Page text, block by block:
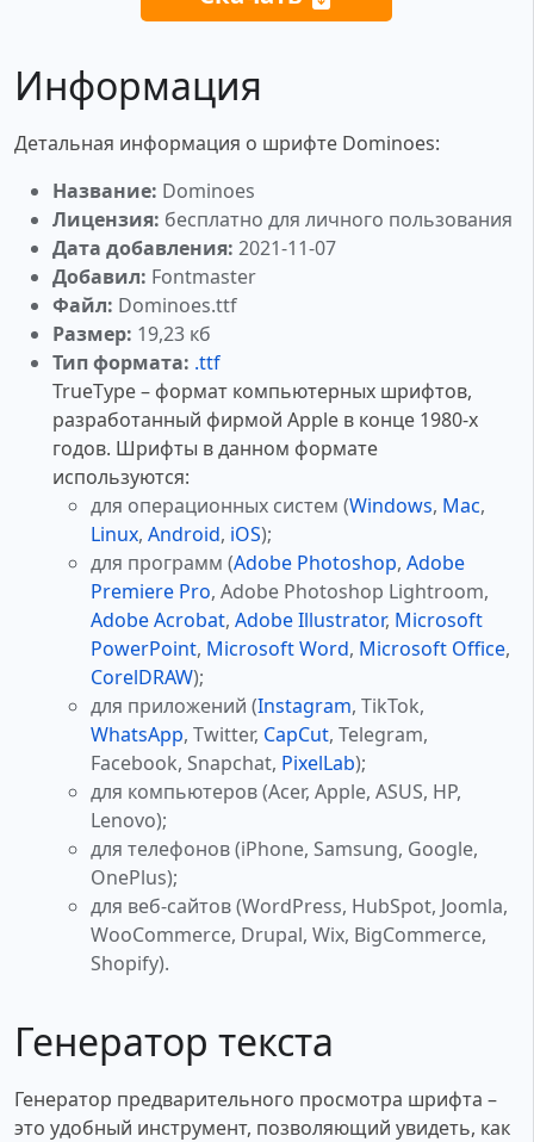
Информация
Детальная информация о шрифте Dominoes:
Название: Dominoes
Лицензия: бесплатно для личного пользования
Дата добавления: 2021-11-07
Добавил: Fontmaster
Файл: Dominoes.ttf
Размер: 19,23 кб
Тип формата: .ttf
TrueType – формат компьютерных шрифтов,
разработанный фирмой Apple в конце 1980-х
годов. Шрифты в данном формате
используются:
для операционных систем (Windows, Mac,
Linux, Android, iOS);
для программ (Adobe Photoshop, Adobe
Premiere Pro, Adobe Photoshop Lightroom,
Adobe Acrobat, Adobe Illustrator, Microsoft
PowerPoint, Microsoft Word, Microsoft Office,
CorelDRAW);
для приложений (Instagram, TikTok,
WhatsApp, Twitter, CapCut, Telegram,
Facebook, Snapchat, PixelLab);
для компьютеров (Acer, Apple, ASUS, HP,
Lenovo);
для телефонов (iPhone, Samsung, Google,
OnePlus);
для веб-сайтов (WordPress, HubSpot, Joomla,
WooCommerce, Drupal, Wix, BigCommerce,
Shopify).
Генератор текста
Генератор предварительного просмотра шрифта –
это удобный инструмент, позволяющий увидеть, как